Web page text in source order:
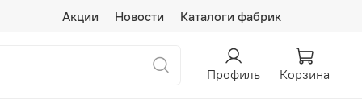
Акции Новости Каталоги фабрик
Профиль Корзина